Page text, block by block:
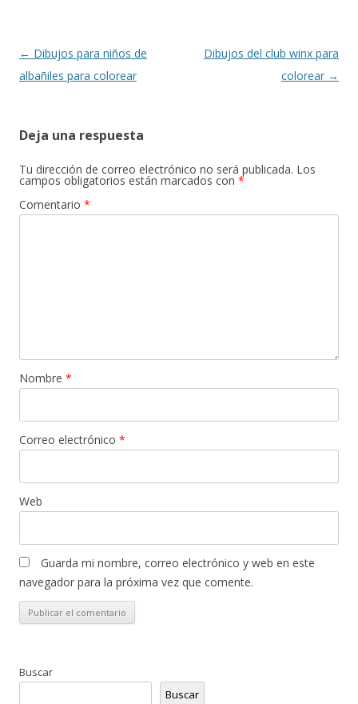
Navegación
de
← Dibujos para niños de
albañiles para colorear
Dibujos del club winx para
colorear →
Deja una respuesta
Tu dirección de correo electrónico no será publicada. Los
campos obligatorios están marcados con *
Comentario *
Nombre *
Correo electrónico *
Web
Guarda mi nombre, correo electrónico y web en este
navegador para la próxima vez que comente.
Buscar
Buscar